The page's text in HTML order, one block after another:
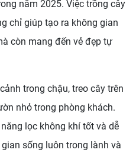
năm 2025. Việc trồng cây
chỉ giúp tạo ra không gian
còn mang đến vẻ đẹp tự
trong chậu, treo cây trên
nhỏ trong phòng khách.
lọc không khí tốt và dễ
sống luôn trong lành và